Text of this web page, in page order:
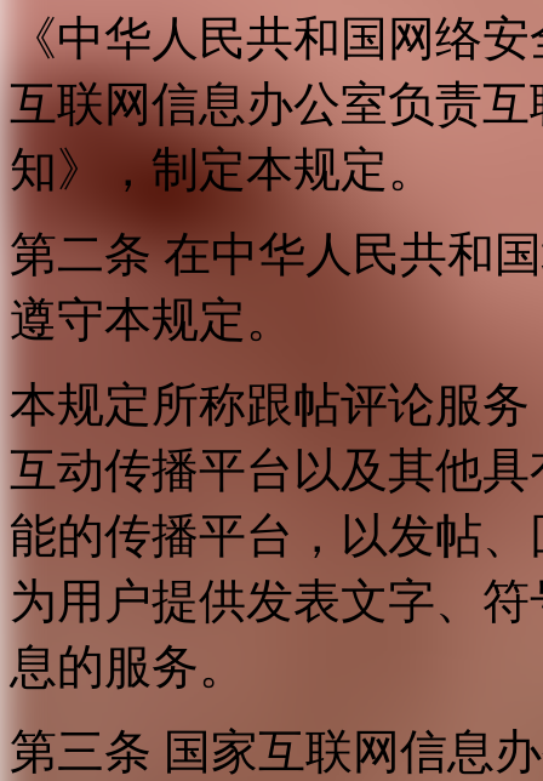
《中华人民共和国网络
互联网信息办公室负责
知》，制定本规定。
第二条 在中华人民共和
遵守本规定。
本规定所称跟帖评论服
互动传播平台以及其他
能的传播平台，以发帖
为用户提供发表文字、
息的服务。
第三条 国家互联网信息